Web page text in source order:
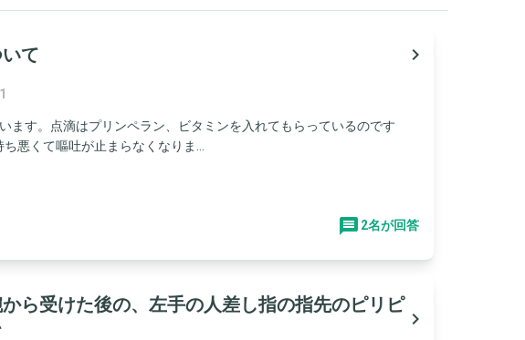
て
navigate_next
ます。点滴はプリンペラン、ビタミンを入れてもらっているのです
悪くて嘔吐が止まらなくなりま...
2名が回答
ら受けた後の、左手の人差し指の指先のピリピ
navigate_next